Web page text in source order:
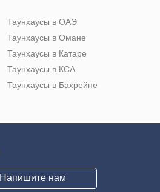
Таунхаусы в ОАЭ
Таунхаусы в Омане
Таунхаусы в Катаре
Таунхаусы в КСА
Таунхаусы в Бахрейне
Напишите нам